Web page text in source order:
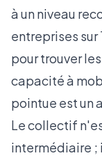
à un niveau
entreprises
pour trouver
capacité à
pointue est un
Le collectif
intermédiaire ;